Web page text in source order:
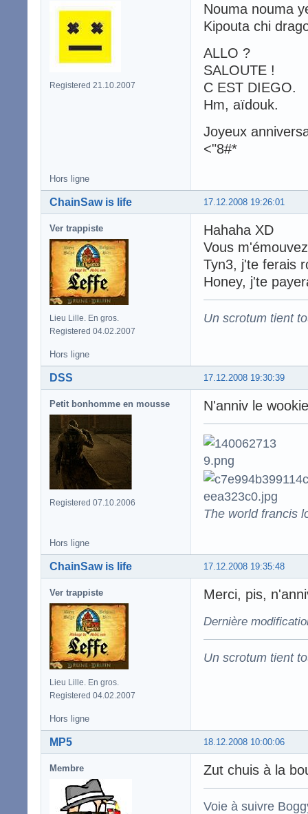
Registered 21.10.2007
Nouma nouma
Kipouta chi
ALLO ?
SALOUTE !
C EST DIEGO.
Hm, aïdouk.
Joyeux
<"8#*
Hors ligne
17.12.2008 19:26:01
ChainSaw is life
Ver trappiste
Lieu Lille. En gros.
Registered 04.02.2007
Hahaha XD
Vous
Tyn3, j'te ferais
Honey, j'te
Un scrotum tient
Hors ligne
17.12.2008 19:30:39
DSS
Petit bonhomme en mousse
Registered 07.10.2006
N'anniv le
The world francis
Hors ligne
17.12.2008 19:35:48
ChainSaw is life
Ver trappiste
Lieu Lille. En gros.
Registered 04.02.2007
Merci, pis,
Dernière
Un scrotum tient
Hors ligne
18.12.2008 10:00:06
MP5
Membre Zut chuis à la
Voie à suivre